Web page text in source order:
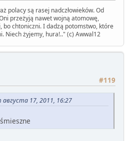
polacy są rasej nadczłowieków. Od
przeżyją nawet wojną atomowę,
bo chtoniczni. I dadzą potomstwo, które
Niech żyjemy, hura!.." (c) Awwal12
#119
17, 2011, 16:27